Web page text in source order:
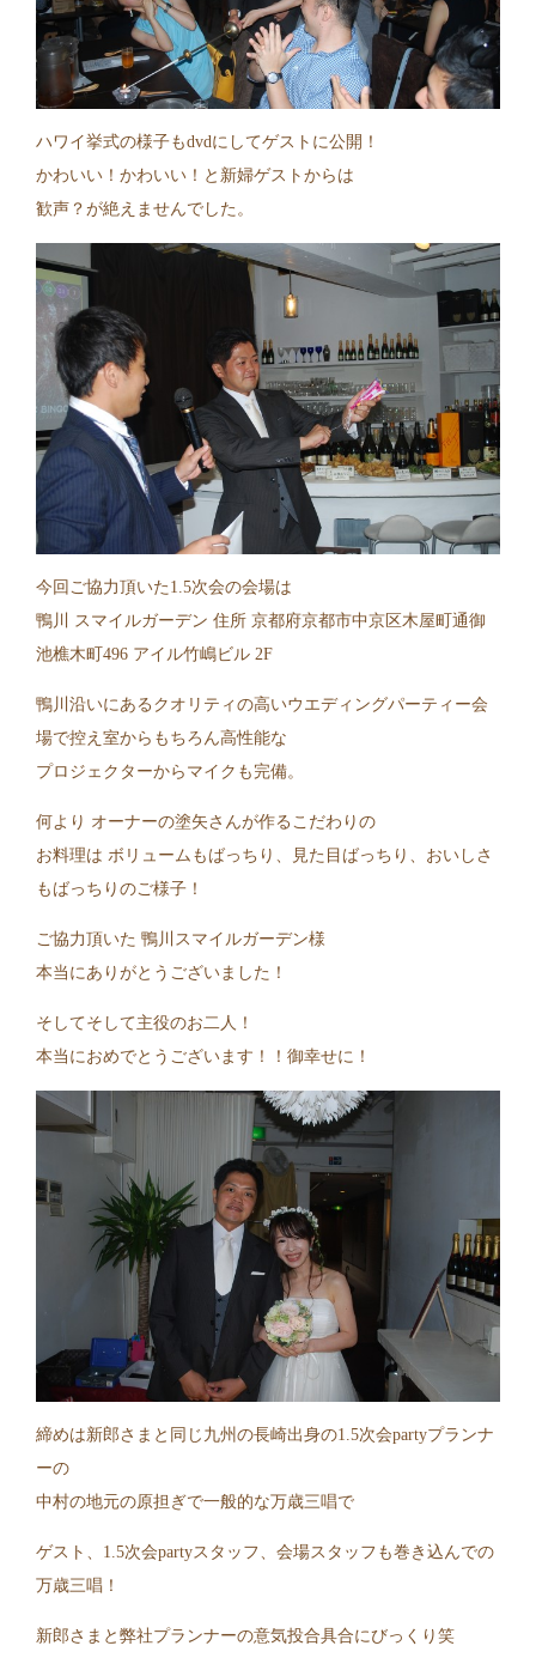
ハワイ挙式の様子もdvdにしてゲストに公開！
かわいい！かわいい！と新婦ゲストからは
歓声？が絶えませんでした。
今回ご協力頂いた1.5次会の会場は
鴨川 スマイルガーデン 住所 京都府京都市中京区木屋町通御
池樵木町496 アイル竹嶋ビル 2F
鴨川沿いにあるクオリティの高いウエディングパーティー会
場で控え室からもちろん高性能な
プロジェクターからマイクも完備。
何より オーナーの塗矢さんが作るこだわりの
お料理は ボリュームもばっちり、見た目ばっちり、おいしさ
もばっちりのご様子！
ご協力頂いた 鴨川スマイルガーデン様
本当にありがとうございました！
そしてそして主役のお二人！
本当におめでとうございます！！御幸せに！
締めは新郎さまと同じ九州の長崎出身の1.5次会partyプランナ
ーの
中村の地元の原担ぎで一般的な万歳三唱で
ゲスト、1.5次会partyスタッフ、会場スタッフも巻き込んでの
万歳三唱！
新郎さまと弊社プランナーの意気投合具合にびっくり笑